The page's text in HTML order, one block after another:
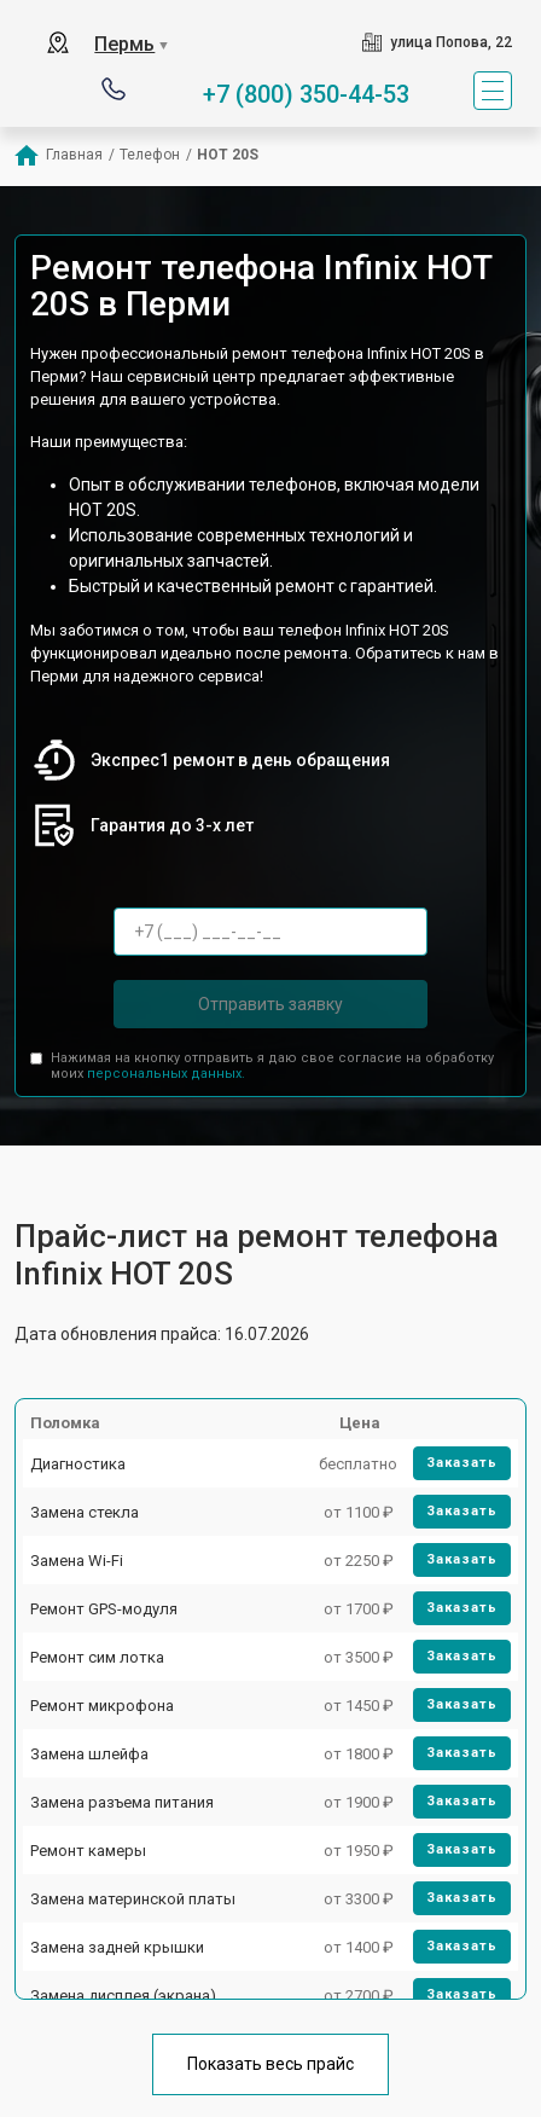
Пермь ▼ улица Попова, 22
+7 (800) 350-44-53
Главная / Телефон / HOT 20S
Ремонт телефона Infinix HOT
20S в Перми
Нужен профессиональный ремонт телефона Infinix HOT 20S в
Перми? Наш сервисный центр предлагает эффективные
решения для вашего устройства.
Наши преимущества:
Опыт в обслуживании телефонов, включая модели
HOT 20S.
Использование современных технологий и
оригинальных запчастей.
Быстрый и качественный ремонт с гарантией.
Мы заботимся о том, чтобы ваш телефон Infinix HOT 20S
функционировал идеально после ремонта. Обратитесь к нам в
Перми для надежного сервиса!
Экспрес1 ремонт в день обращения
Гарантия до 3-х лет
Отправить заявку
Нажимая на кнопку отправить я даю свое согласие на обработку
моих персональных данных.
Прайс-лист на ремонт телефона
Infinix HOT 20S
Дата обновления прайса: 16.07.2026
Поломка Цена
Диагностика бесплатно Заказать
Замена стекла от 1100 ₽ Заказать
Замена Wi-Fi от 2250 ₽ Заказать
Ремонт GPS-модуля от 1700 ₽ Заказать
Ремонт сим лотка от 3500 ₽ Заказать
Ремонт микрофона от 1450 ₽ Заказать
Замена шлейфа от 1800 ₽ Заказать
Замена разъема питания от 1900 ₽ Заказать
Ремонт камеры от 1950 ₽ Заказать
Замена материнской платы от 3300 ₽ Заказать
Замена задней крышки от 1400 ₽ Заказать
Замена дисплея (экрана) от 2700 ₽ Заказать
Замена кнопки включения от 1750 ₽
Показать весь прайс